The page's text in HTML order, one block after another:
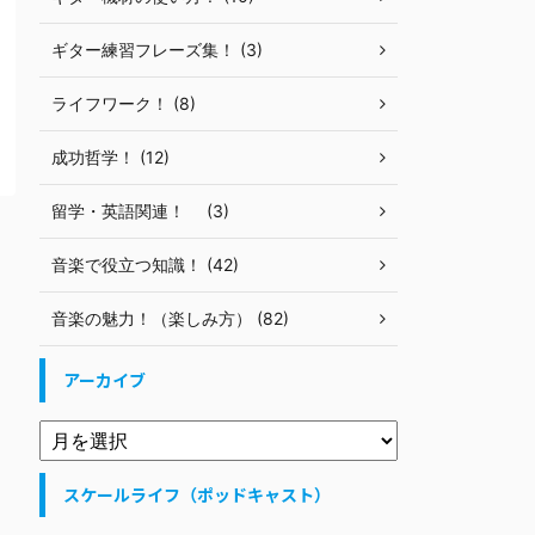
ギター練習フレーズ集！ (3)
ライフワーク！ (8)
成功哲学！ (12)
留学・英語関連！ (3)
音楽で役立つ知識！ (42)
音楽の魅力！（楽しみ方） (82)
アーカイブ
スケールライフ（ポッドキャスト）